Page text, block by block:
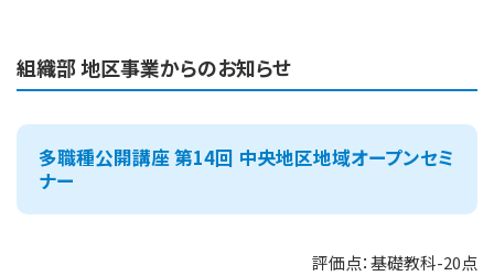
組織部 地区事業からのお知らせ
多職種公開講座 第14回 中央地区地域オープンセミ
ナー
評価点：基礎教科-20点